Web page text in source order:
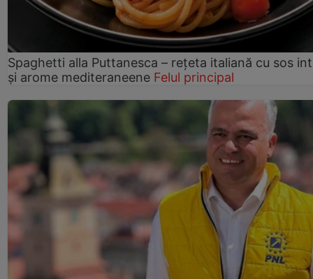
Spaghetti alla Puttanesca – rețeta italiană cu sos
și arome mediteraneene Felul principal